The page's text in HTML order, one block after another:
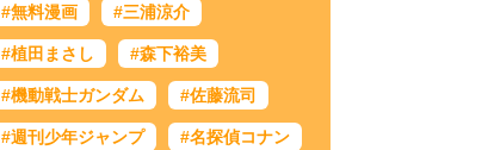
#無料漫画 #三浦涼介
#植田まさし #森下裕美
#機動戦士ガンダム #佐藤流司
#週刊少年ジャンプ #名探偵コナン